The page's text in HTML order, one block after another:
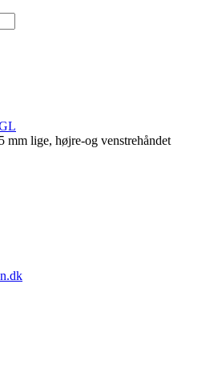
mm lige, højre-og venstrehåndet